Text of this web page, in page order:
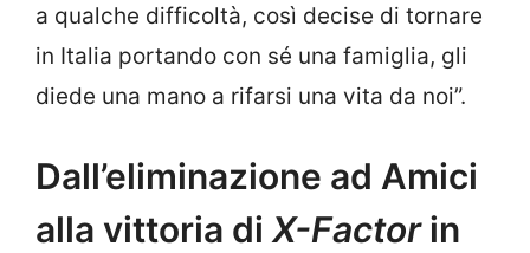
a qualche difficoltà, così decise di tornare
in Italia portando con sé una famiglia, gli
diede una mano a rifarsi una vita da noi”.
Dall’eliminazione ad Amici
alla vittoria di X-Factorin